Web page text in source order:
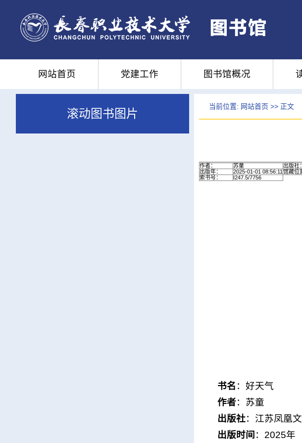
网站首页 党建工作 图书馆概况
滚动图书图片
当前位置: 网站首页 >> 正文
作者： 苏童 出版社：
出版年：
2025-01-01 08:56:11 馆藏位
索书号：
I247.5/7756
书名 ：好天气
作者：苏童
出版社：江苏凤凰
出版时间 ：2025年